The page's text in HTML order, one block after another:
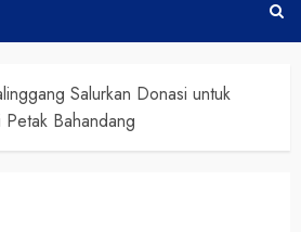
Salurkan Donasi untuk
Bahandang